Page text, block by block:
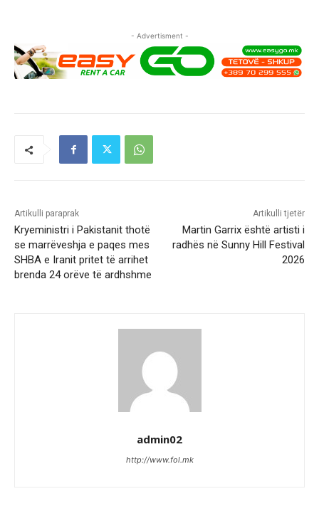
- Advertisment -
Artikulli paraprak
Kryeministri i Pakistanit thotë
se marrëveshja e paqes mes
SHBA e Iranit pritet të arrihet
brenda 24 orëve të ardhshme
Artikulli tjetër
Martin Garrix është artisti i
radhës në Sunny Hill Festival
2026
admin02
http://www.fol.mk